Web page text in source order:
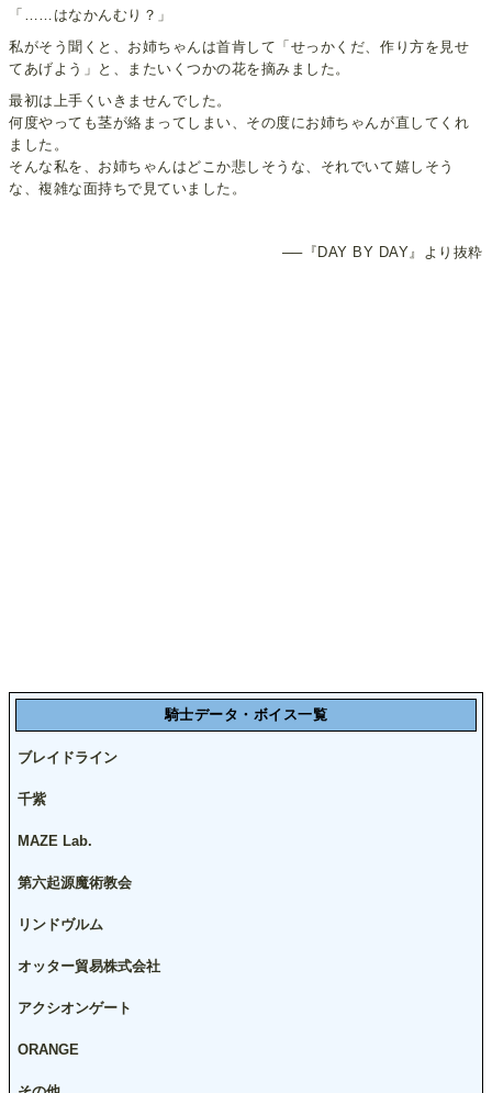
「……はなかんむり？」
私がそう聞くと、お姉ちゃんは首肯して「せっかくだ、作り方を見せ
てあげよう」と、またいくつかの花を摘みました。
最初は上手くいきませんでした。
何度やっても茎が絡まってしまい、その度にお姉ちゃんが直してくれ
ました。
そんな私を、お姉ちゃんはどこか悲しそうな、それでいて嬉しそう
な、複雑な面持ちで見ていました。
──『DAY BY DAY』より抜粋
騎士データ・ボイス一覧
ブレイドライン
千紫
MAZE Lab.
第六起源魔術教会
リンドヴルム
オッター貿易株式会社
アクシオンゲート
ORANGE